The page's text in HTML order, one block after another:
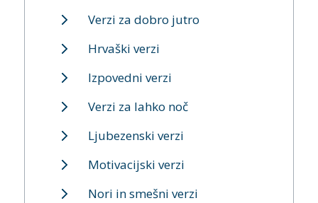
Verzi za dobro jutro
Hrvaški verzi
Izpovedni verzi
Verzi za lahko noč
Ljubezenski verzi
Motivacijski verzi
Nori in smešni verzi